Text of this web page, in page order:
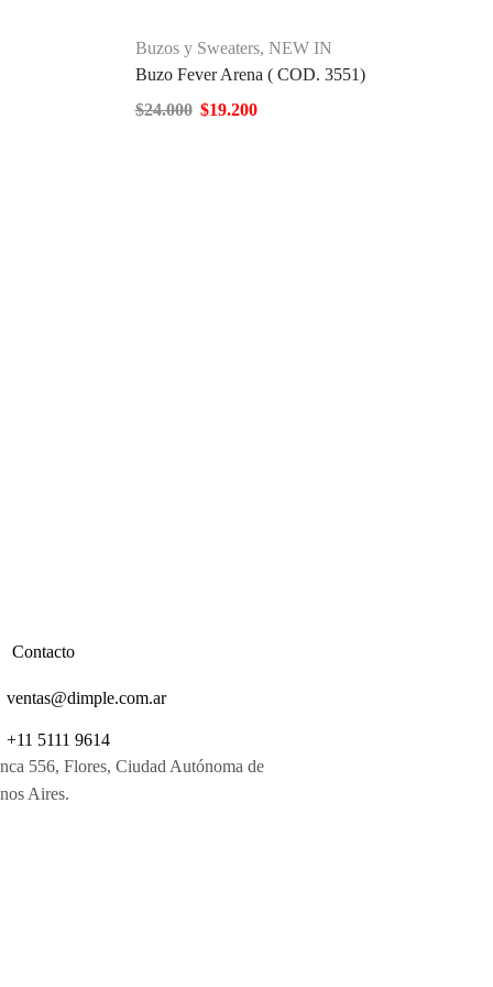
Buzos y Sweaters, NEW IN
Buzo Fever Arena ( COD. 3551)
$24.000 $19.200
Contacto
ventas@dimple.com.ar
+11 5111 9614
556, Flores, Ciudad Autónoma de
Aires.